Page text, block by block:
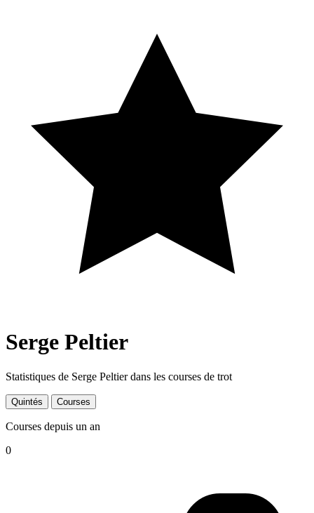
Serge Peltier
Statistiques de Serge Peltier dans les courses de trot
Quintés Courses
Courses depuis un an
0